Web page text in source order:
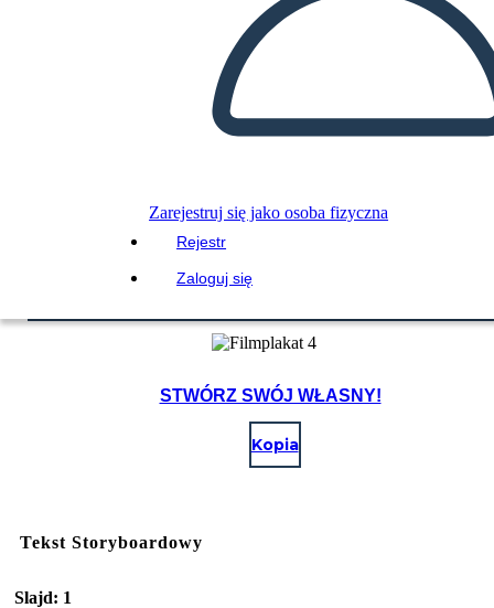
Zarejestruj się jako osoba fizyczna
Rejestr
Zaloguj się
STWÓRZ SWÓJ WŁASNY!
Kopia
Tekst Storyboardowy
Slajd: 1